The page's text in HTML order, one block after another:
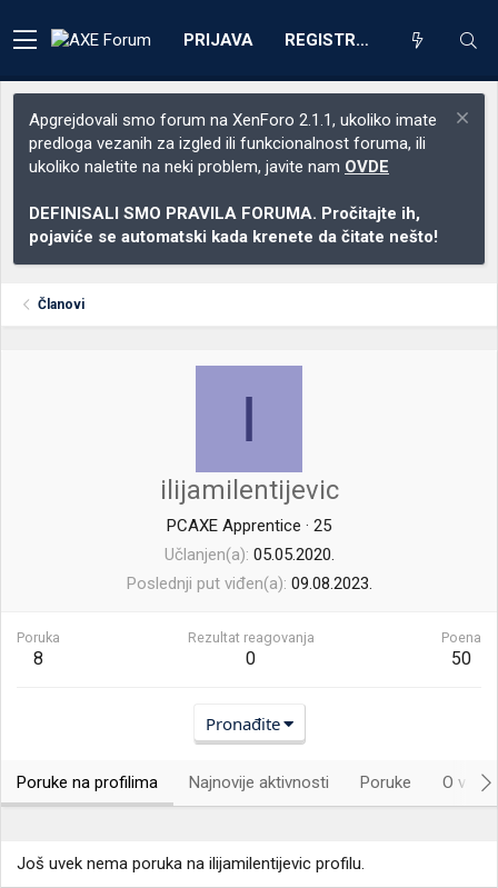
PRIJAVA REGISTRACIJA
Apgrejdovali smo forum na XenForo 2.1.1, ukoliko imate
predloga vezanih za izgled ili funkcionalnost foruma, ili
ukoliko naletite na neki problem, javite nam OVDE
DEFINISALI SMO PRAVILA FORUMA. Pročitajte ih,
pojaviće se automatski kada krenete da čitate nešto!
Članovi
I
ilijamilentijevic
PCAXE Apprentice · 25
Učlanjen(a) 05.05.2020.
Poslednji put viđen(a) 09.08.2023.
Poruka
8
Rezultat reagovanja
0
Poena
50
Pronađite
Poruke na profilima Najnovije aktivnosti Poruke O
Još uvek nema poruka na ilijamilentijevic profilu.